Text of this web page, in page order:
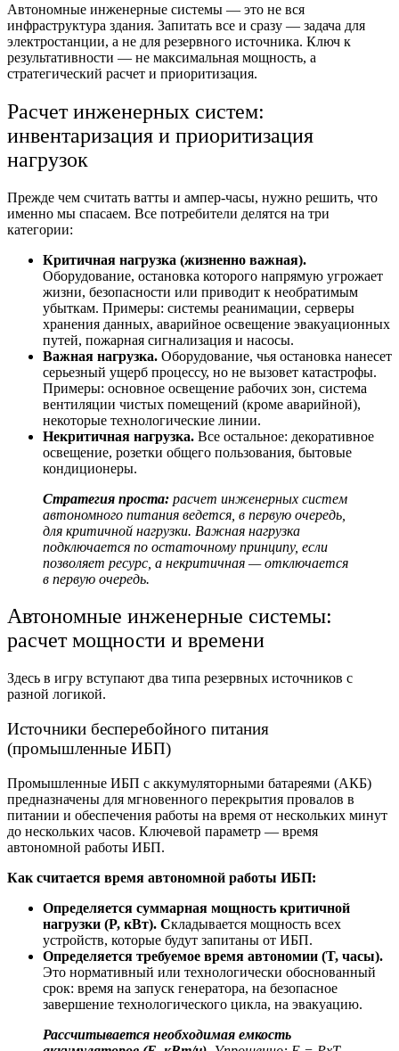
Автономные инженерные системы — это не вся
инфраструктура здания. Запитать все и сразу — задача для
электростанции, а не для резервного источника. Ключ к
результативности — не максимальная мощность, а
стратегический расчет и приоритизация.
Расчет инженерных систем:
инвентаризация и приоритизация
нагрузок
Прежде чем считать ватты и ампер-часы, нужно решить, что
именно мы спасаем. Все потребители делятся на три
категории:
Критичная нагрузка (жизненно важная).
Оборудование, остановка которого напрямую угрожает
жизни, безопасности или приводит к необратимым
убыткам. Примеры: системы реанимации, серверы
хранения данных, аварийное освещение эвакуационных
путей, пожарная сигнализация и насосы.
Важная нагрузка. Оборудование, чья остановка нанесет
серьезный ущерб процессу, но не вызовет катастрофы.
Примеры: основное освещение рабочих зон, система
вентиляции чистых помещений (кроме аварийной),
некоторые технологические линии.
Некритичная нагрузка. Все остальное: декоративное
освещение, розетки общего пользования, бытовые
кондиционеры.
Стратегия проста: расчет инженерных систем
автономного питания ведется, в первую очередь,
для критичной нагрузки. Важная нагрузка
подключается по остаточному принципу, если
позволяет ресурс, а некритичная — отключается
в первую очередь.
Автономные инженерные системы:
расчет мощности и времени
Здесь в игру вступают два типа резервных источников с
разной логикой.
Источники бесперебойного питания
(промышленные ИБП)
Промышленные ИБП с аккумуляторными батареями (АКБ)
предназначены для мгновенного перекрытия провалов в
питании и обеспечения работы на время от нескольких минут
до нескольких часов. Ключевой параметр — время
автономной работы ИБП.
Как считается время автономной работы ИБП:
Определяется суммарная мощность критичной
нагрузки (P, кВт). Складывается мощность всех
устройств, которые будут запитаны от ИБП.
Определяется требуемое время автономии (T, часы).
Это нормативный или технологически обоснованный
срок: время на запуск генератора, на безопасное
завершение технологического цикла, на эвакуацию.
Рассчитывается необходимая емкость